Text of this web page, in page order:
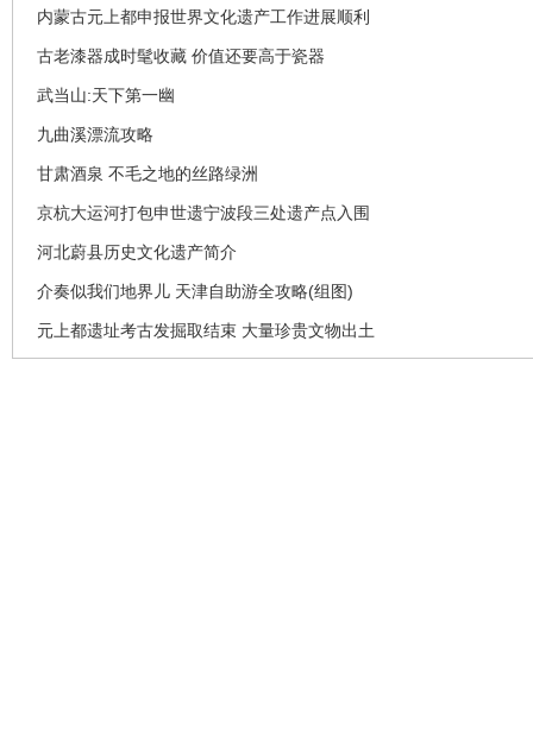
内蒙古元上都申报世界文化遗产工作进展顺利
古老漆器成时髦收藏 价值还要高于瓷器
武当山:天下第一幽
九曲溪漂流攻略
甘肃酒泉 不毛之地的丝路绿洲
京杭大运河打包申世遗宁波段三处遗产点入围
河北蔚县历史文化遗产简介
介奏似我们地界儿 天津自助游全攻略(组图)
元上都遗址考古发掘取结束 大量珍贵文物出土